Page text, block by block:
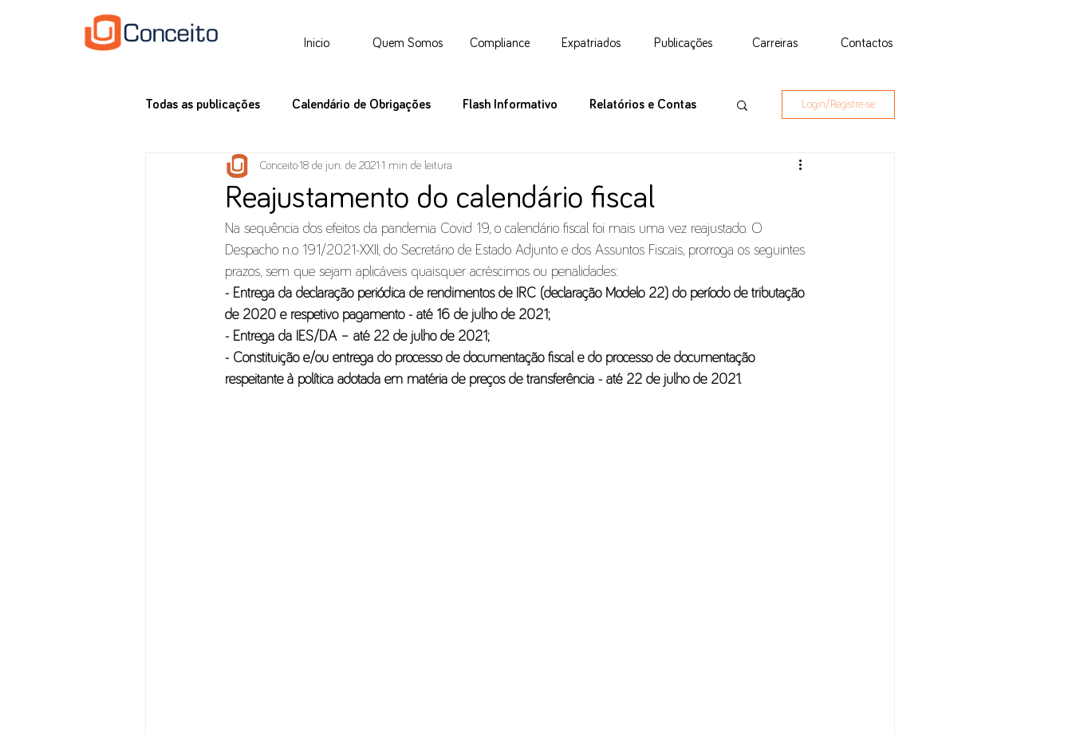
Inicio Quem Somos Compliance Expatriados Publicações Carreiras Contactos
Todas as publicações Calendário de Obrigações Flash Informativo Relatórios e Contas Login/Registre-se
Reajustamento do calendário fiscal
Conceito 18 de jun. de 2021 1 min de leitura
Na sequência dos efeitos da pandemia Covid 19, o calendário fiscal foi mais uma vez reajustado. O
Despacho n.o 191/2021-XXII, do Secretário de Estado Adjunto e dos Assuntos Fiscais, prorroga os seguintes
prazos, sem que sejam aplicáveis quaisquer acréscimos ou penalidades:
- Entrega da declaração periódica de rendimentos de IRC (declaração Modelo 22) do período de tributação
de 2020 e respetivo pagamento - até 16 de julho de 2021;
- Entrega da IES/DA – até 22 de julho de 2021;
- Constituição e/ou entrega do processo de documentação fiscal e do processo de documentação
respeitante à política adotada em matéria de preços de transferência - até 22 de julho de 2021.